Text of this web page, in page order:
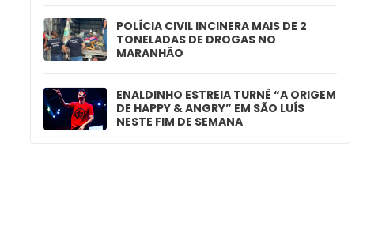
POLÍCIA CIVIL INCINERA MAIS DE 2
TONELADAS DE DROGAS NO
MARANHÃO
ENALDINHO ESTREIA TURNÊ “A ORIGEM
DE HAPPY & ANGRY” EM SÃO LUÍS
NESTE FIM DE SEMANA